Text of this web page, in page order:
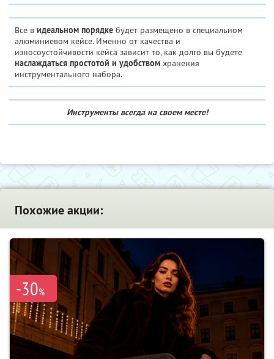
Все в идеальном порядке будет размещено в специальном
алюминиевом кейсе. Именно от качества и
износоустойчивости кейса зависит то, как долго вы будете
наслаждаться простотой и удобством хранения
инструментального набора.
Инструменты всегда на своем месте!
Похожие акции:
-30%